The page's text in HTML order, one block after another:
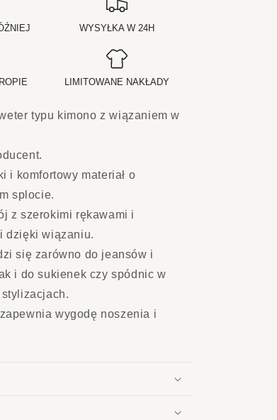
WYSYŁKA W 24H
LIMITOWANE NAKŁADY
typu kimono z wiązaniem w
i komfortowy materiał o
splocie.
z szerokimi rękawami i
dzięki wiązaniu.
się zarówno do jeansów i
i do sukienek czy spódnic w
wygodę noszenia i